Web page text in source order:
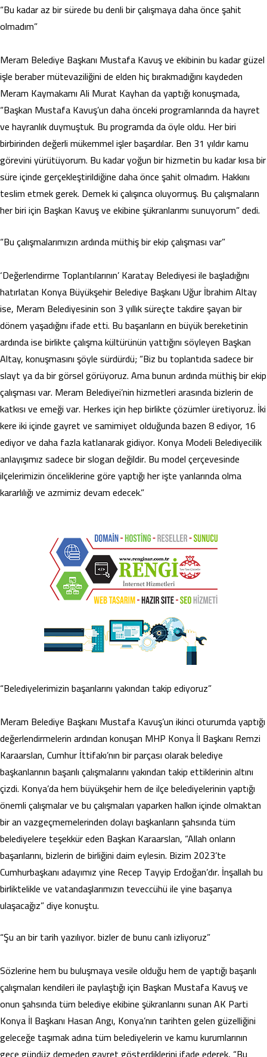
“Bu kadar az bir sürede bu denli bir çalışmaya daha önce şahit
olmadım”
Meram Belediye Başkanı Mustafa Kavuş ve ekibinin bu kadar güzel
işle beraber mütevaziliğini de elden hiç bırakmadığını kaydeden
Meram Kaymakamı Ali Murat Kayhan da yaptığı konuşmada,
“Başkan Mustafa Kavuş’un daha önceki programlarında da hayret
ve hayranlık duymuştuk. Bu programda da öyle oldu. Her biri
birbirinden değerli mükemmel işler başardılar. Ben 31 yıldır kamu
görevini yürütüyorum. Bu kadar yoğun bir hizmetin bu kadar kısa bir
süre içinde gerçekleştirildiğine daha önce şahit olmadım. Hakkını
teslim etmek gerek. Demek ki çalışınca oluyormuş. Bu çalışmaların
her biri için Başkan Kavuş ve ekibine şükranlarımı sunuyorum” dedi.
“Bu çalışmalarımızın ardında müthiş bir ekip çalışması var”
‘Değerlendirme Toplantılarının’ Karatay Belediyesi ile başladığını
hatırlatan Konya Büyükşehir Belediye Başkanı Uğur İbrahim Altay
ise, Meram Belediyesinin son 3 yıllık süreçte takdire şayan bir
dönem yaşadığını ifade etti. Bu başarıların en büyük bereketinin
ardında ise birlikte çalışma kültürünün yattığını söyleyen Başkan
Altay, konuşmasını şöyle sürdürdü; “Biz bu toplantıda sadece bir
slayt ya da bir görsel görüyoruz. Ama bunun ardında müthiş bir ekip
çalışması var. Meram Belediyei’nin hizmetleri arasında bizlerin de
katkısı ve emeği var. Herkes için hep birlikte çözümler üretiyoruz. İki
kere iki içinde gayret ve samimiyet olduğunda bazen 8 ediyor, 16
ediyor ve daha fazla katlanarak gidiyor. Konya Modeli Belediyecilik
anlayışımız sadece bir slogan değildir. Bu model çerçevesinde
ilçelerimizin önceliklerine göre yaptığı her işte yanlarında olma
kararlılığı ve azmimiz devam edecek.”
“Belediyelerimizin başarılarını yakından takip ediyoruz”
Meram Belediye Başkanı Mustafa Kavuş’un ikinci oturumda yaptığı
değerlendirmelerin ardından konuşan MHP Konya İl Başkanı Remzi
Karaarslan, Cumhur İttifakı’nın bir parçası olarak belediye
başkanlarının başarılı çalışmalarını yakından takip ettiklerinin altını
çizdi. Konya’da hem büyükşehir hem de ilçe belediyelerinin yaptığı
önemli çalışmalar ve bu çalışmaları yaparken halkın içinde olmaktan
bir an vazgeçmemelerinden dolayı başkanların şahsında tüm
belediyelere teşekkür eden Başkan Karaarslan, “Allah onların
başarılarını, bizlerin de birliğini daim eylesin. Bizim 2023’te
Cumhurbaşkanı adayımız yine Recep Tayyip Erdoğan’dır. İnşallah bu
birliktelikle ve vatandaşlarımızın teveccühü ile yine başarıya
ulaşacağız” diye konuştu.
“Şu an bir tarih yazılıyor. bizler de bunu canlı izliyoruz”
Sözlerine hem bu buluşmaya vesile olduğu hem de yaptığı başarılı
çalışmaları kendileri ile paylaştığı için Başkan Mustafa Kavuş ve
onun şahsında tüm belediye ekibine şükranlarını sunan AK Parti
Konya İl Başkanı Hasan Angı, Konya’nın tarihten gelen güzelliğini
geleceğe taşımak adına tüm belediyelerin ve kamu kurumlarının